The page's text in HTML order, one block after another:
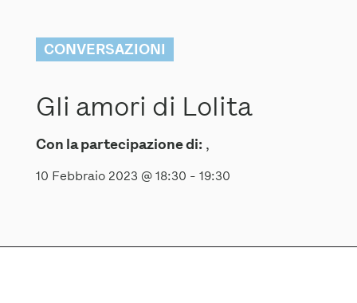
CONVERSAZIONI
Gli amori di Lolita
Con la partecipazione di:,
10 Febbraio 2023 @ 18:30 - 19:30